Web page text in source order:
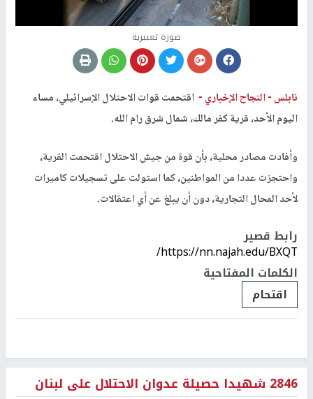
صورة تعبيرية
نابلس -النجاح الإخباري - اقتحمت قوات الاحتلال الإسرائيلي، مساء
اليوم الأحد، قرية كفر مالك، شمال شرق رام الله.
وأفادت مصادر محلية، بأن قوة من جيش الاحتلال اقتحمت القرية،
واحتجزت عددا من المواطنين، كما استولت على تسجيلات كاميرات
لأحد المحال التجارية، دون أن يبلغ عن أي اعتقالات.
رابط قصير
https://nn.najah.edu/BXQT/
الكلمات المفتاحية
اقتحام
2846 شهيدا حصيلة عدوان الاحتلال على لبنان